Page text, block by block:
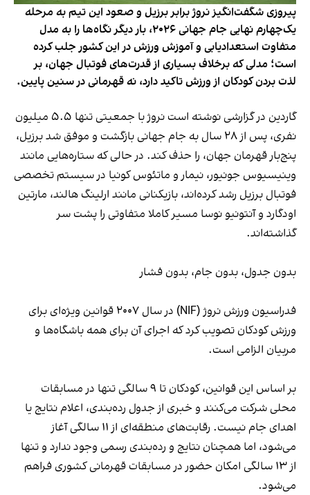
پیروزی شگفت‌انگیز نروژ برابر برزیل و صعود این تیم به مرحله
یک‌چهارم نهایی جام جهانی ۲۰۲۶، بار دیگر نگاه‌ها را به مدل
متفاوت استعدادیابی و آموزش ورزش در این کشور جلب کرده
است؛ مدلی که برخلاف بسیاری از قدرت‌های فوتبال جهان، بر
لذت بردن کودکان از ورزش تاکید دارد، نه قهرمانی در سنین پایین.
گاردین در گزارشی نوشته است نروژ با جمعیتی تنها ۵.۵ میلیون
نفری، پس از ۲۸ سال به جام جهانی بازگشت و موفق شد برزیل،
پنج‌بار قهرمان جهان، را حذف کند. در حالی که ستاره‌هایی مانند
وینیسیوس جونیور، نیمار و ماتئوس کونیا در سیستم تخصصی
فوتبال برزیل رشد کرده‌اند، بازیکنانی مانند ارلینگ هالند، مارتین
اودگارد و آنتونیو نوسا مسیر کاملا متفاوتی را پشت سر
گذاشته‌اند.
بدون جدول، بدون جام، بدون فشار
فدراسیون ورزش نروژ (NIF) در سال ۲۰۰۷ قوانین ویژه‌ای برای
ورزش کودکان تصویب کرد که اجرای آن برای همه باشگاه‌ها و
مربیان الزامی است.
بر اساس این قوانین، کودکان تا ۹ سالگی تنها در مسابقات
محلی شرکت می‌کنند و خبری از جدول رده‌بندی، اعلام نتایج یا
اهدای جام نیست. رقابت‌های منطقه‌ای از ۱۱ سالگی آغاز
می‌شود، اما همچنان نتایج و رده‌بندی رسمی وجود ندارد و تنها
از ۱۳ سالگی امکان حضور در مسابقات قهرمانی کشوری فراهم
می‌شود.